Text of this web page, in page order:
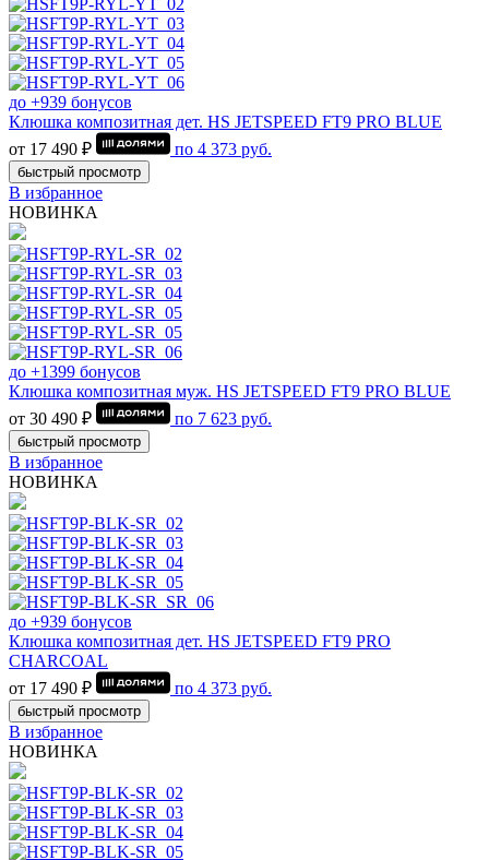
до +939 бонусов
Клюшка композитная дет. HS JETSPEED FT9 PRO BLUE
от 17 490 ₽
по 4 373 руб.
быстрый просмотр
В избранное
НОВИНКА
до +1399 бонусов
Клюшка композитная муж. HS JETSPEED FT9 PRO BLUE
от 30 490 ₽
по 7 623 руб.
быстрый просмотр
В избранное
НОВИНКА
до +939 бонусов
Клюшка композитная дет. HS JETSPEED FT9 PRO
CHARCOAL
от 17 490 ₽
по 4 373 руб.
быстрый просмотр
В избранное
НОВИНКА